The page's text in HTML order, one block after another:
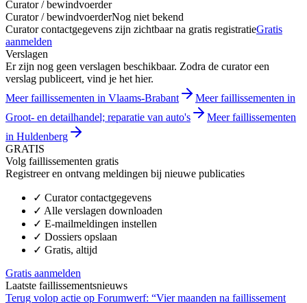
Curator / bewindvoerder
Curator / bewindvoerderNog niet bekend
Curator contactgegevens zijn zichtbaar na gratis registratieGratis
aanmelden
Verslagen
Er zijn nog geen verslagen beschikbaar. Zodra de curator een
verslag publiceert, vind je het hier.
Meer faillissementen in Vlaams-Brabant
Meer faillissementen in
Groot- en detailhandel; reparatie van auto's
Meer faillissementen
in Huldenberg
GRATIS
Volg faillissementen gratis
Registreer en ontvang meldingen bij nieuwe publicaties
✓ Curator contactgegevens
✓ Alle verslagen downloaden
✓ E-mailmeldingen instellen
✓ Dossiers opslaan
✓ Gratis, altijd
Gratis aanmelden
Laatste faillissementsnieuws
Terug volop actie op Forumwerf: “Vier maanden na faillissement